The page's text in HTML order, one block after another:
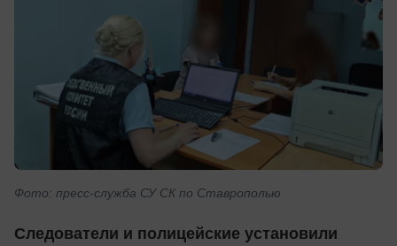
Фото: пресс-служба СУ СК по Ставрополью
Следователи и полицейские установили